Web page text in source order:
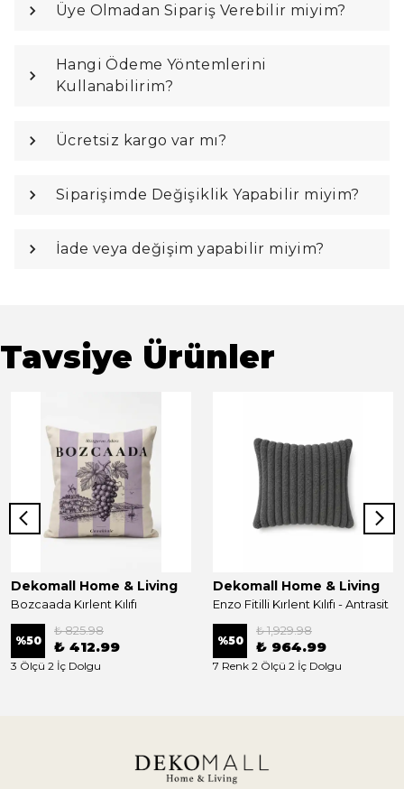
Üye Olmadan Sipariş Verebilir miyim?
Hangi Ödeme Yöntemlerini
Kullanabilirim?
Ücretsiz kargo var mı?
Siparişimde Değişiklik Yapabilir miyim?
İade veya değişim yapabilir miyim?
Tavsiye Ürünler
Dekomall Home & Living
Bozcaada Kırlent Kılıfı
%50
₺ 825.98
₺ 412.99
3 Ölçü 2 İç Dolgu
Dekomall Home & Living
Enzo Fitilli Kırlent Kılıfı - Antrasit
%50
₺ 1,929.98
₺ 964.99
7 Renk 2 Ölçü 2 İç Dolgu